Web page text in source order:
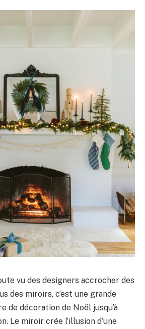
vu des designers accrocher des
des miroirs, c’est une grande
de décoration de Noël jusqu’à
Le miroir crée l’illusion d’une